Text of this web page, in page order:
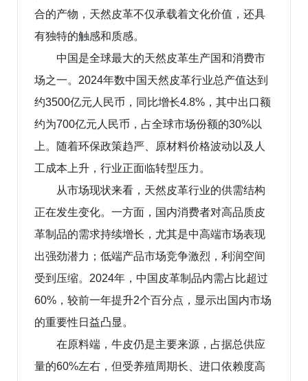
合的产物，天然皮革不仅承载着文化价值，还具
有独特的触感和质感。
中国是全球最大的天然皮革生产国和消费市
场之一。2024年数中国天然皮革行业总产值达到
约3500亿元人民币，同比增长4.8%，其中出口额
约为700亿元人民币，占全球市场份额的30%以
上。随着环保政策趋严、原材料价格波动以及人
工成本上升，行业正面临转型压力。
从市场现状来看，天然皮革行业的供需结构
正在发生变化。一方面，国内消费者对高品质皮
革制品的需求持续增长，尤其是中高端市场表现
出强劲潜力；低端产品市场竞争激烈，利润空间
受到压缩。2024年，中国皮革制品内需占比超过
60%，较前一年提升2个百分点，显示出国内市场
的重要性日益凸显。
在原料端，牛皮仍是主要来源，占据总供应
量的60%左右，但受养殖周期长、进口依赖度高